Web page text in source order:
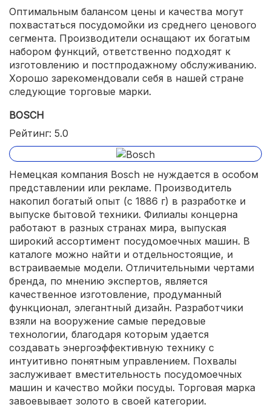
Оптимальным балансом цены и качества могут
похвастаться посудомойки из среднего ценового
сегмента. Производители оснащают их богатым
набором функций, ответственно подходят к
изготовлению и постпродажному обслуживанию.
Хорошо зарекомендовали себя в нашей стране
следующие торговые марки.
BOSCH
Рейтинг: 5.0
Немецкая компания Bosch не нуждается в особом
представлении или рекламе. Производитель
накопил богатый опыт (с 1886 г) в разработке и
выпуске бытовой техники. Филиалы концерна
работают в разных странах мира, выпуская
широкий ассортимент посудомоечных машин. В
каталоге можно найти и отдельностоящие, и
встраиваемые модели. Отличительными чертами
бренда, по мнению экспертов, является
качественное изготовление, продуманный
функционал, элегантный дизайн. Разработчики
взяли на вооружение самые передовые
технологии, благодаря которым удается
создавать энергоэффективную технику с
интуитивно понятным управлением. Похвалы
заслуживает вместительность посудомоечных
машин и качество мойки посуды. Торговая марка
завоевывает золото в своей категории.